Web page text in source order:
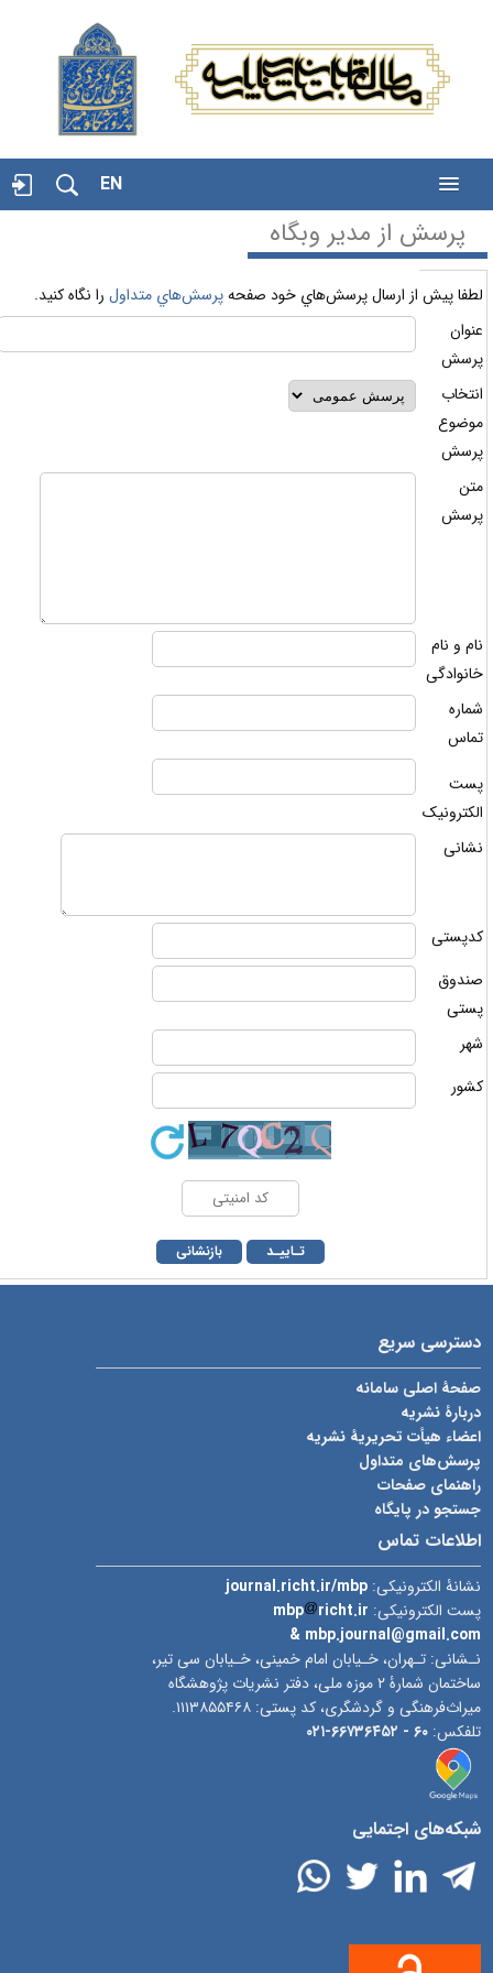
EN
پرسش از مدير وبگاه
لطفا پيش از ارسال پرسش‌هاي خود صفحهپرسش‌هاي متداولرا نگاه كنيد.
عنوان
پرسش
انتخاب
موضوع
پرسش
متن
پرسش
نام و نام
خانوادگی
شماره
تماس
پست
الکترونیک
نشانی
کدپستی
صندوق
پستی
شهر
کشور
دسترسی سریع
صفحۀ اصلی سامانه
دربارۀ نشریه
اعضاء هیأت تحریریۀ نشریه
پرسش‌های متداول
راهنمای صفحات
جستجو در پایگاه
اطلاعات تماس
نشانۀ الکترونیکی:journal.richt.ir/mbp
پست الکترونیکی:
mbp
richt.ir
& mbp.journal@gmail.com
نـشانی: تـهران، خـیابان امام خمینی، خـیابان سی تیر،
ساختمان شمارۀ ۲ موزه ملی، دفتر نشریات پژوهشگاه
میراث‌فرهنگی و گردشگری، کد پستی: ۱۱۱۳۸۵۵۴۶۸.
تلفکس:۶۰ - ۶۶۷۳۶۴۵۲-۰۲۱
شبکه‌های اجتمایی